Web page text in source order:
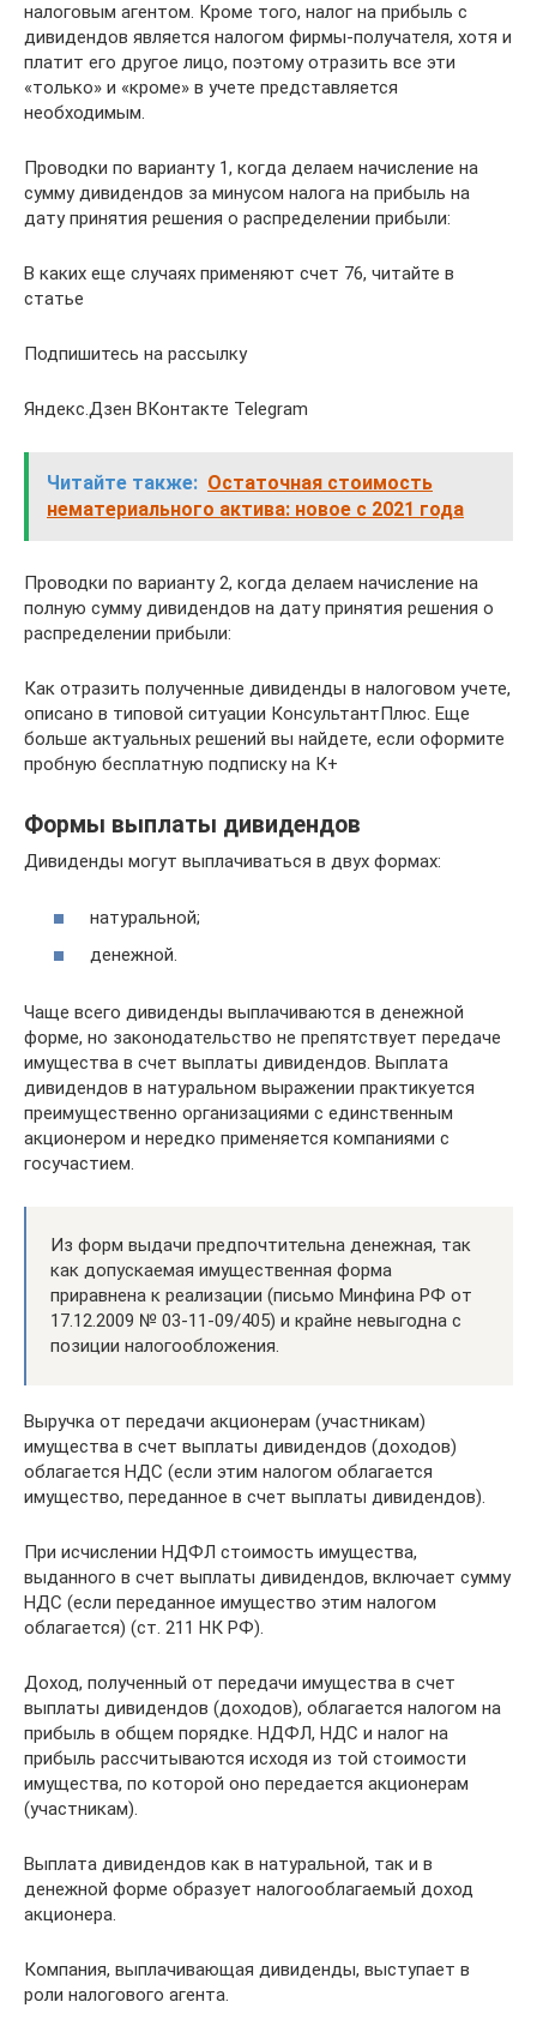
налоговым агентом. Кроме того, налог на прибыль с
дивидендов является налогом фирмы-получателя, хотя и
платит его другое лицо, поэтому отразить все эти
«только» и «кроме» в учете представляется
необходимым.
Проводки по варианту 1, когда делаем начисление на
сумму дивидендов за минусом налога на прибыль на
дату принятия решения о распределении прибыли:
В каких еще случаях применяют счет 76, читайте в
статье
Подпишитесь на рассылку
Яндекс.Дзен ВКонтакте Telegram
Читайте также: Остаточная стоимость
нематериального актива: новое с 2021 года
Проводки по варианту 2, когда делаем начисление на
полную сумму дивидендов на дату принятия решения о
распределении прибыли:
Как отразить полученные дивиденды в налоговом учете,
описано в типовой ситуации КонсультантПлюс. Еще
больше актуальных решений вы найдете, если оформите
пробную бесплатную подписку на К+
Формы выплаты дивидендов
Дивиденды могут выплачиваться в двух формах:
натуральной;
денежной.
Чаще всего дивиденды выплачиваются в денежной
форме, но законодательство не препятствует передаче
имущества в счет выплаты дивидендов. Выплата
дивидендов в натуральном выражении практикуется
преимущественно организациями с единственным
акционером и нередко применяется компаниями с
госучастием.
Из форм выдачи предпочтительна денежная, так
как допускаемая имущественная форма
приравнена к реализации (письмо Минфина РФ от
17.12.2009 № 03-11-09/405) и крайне невыгодна с
позиции налогообложения.
Выручка от передачи акционерам (участникам)
имущества в счет выплаты дивидендов (доходов)
облагается НДС (если этим налогом облагается
имущество, переданное в счет выплаты дивидендов).
При исчислении НДФЛ стоимость имущества,
выданного в счет выплаты дивидендов, включает сумму
НДС (если переданное имущество этим налогом
облагается) (ст. 211 НК РФ).
Доход, полученный от передачи имущества в счет
выплаты дивидендов (доходов), облагается налогом на
прибыль в общем порядке. НДФЛ, НДС и налог на
прибыль рассчитываются исходя из той стоимости
имущества, по которой оно передается акционерам
(участникам).
Выплата дивидендов как в натуральной, так и в
денежной форме образует налогооблагаемый доход
акционера.
Компания, выплачивающая дивиденды, выступает в
роли налогового агента.